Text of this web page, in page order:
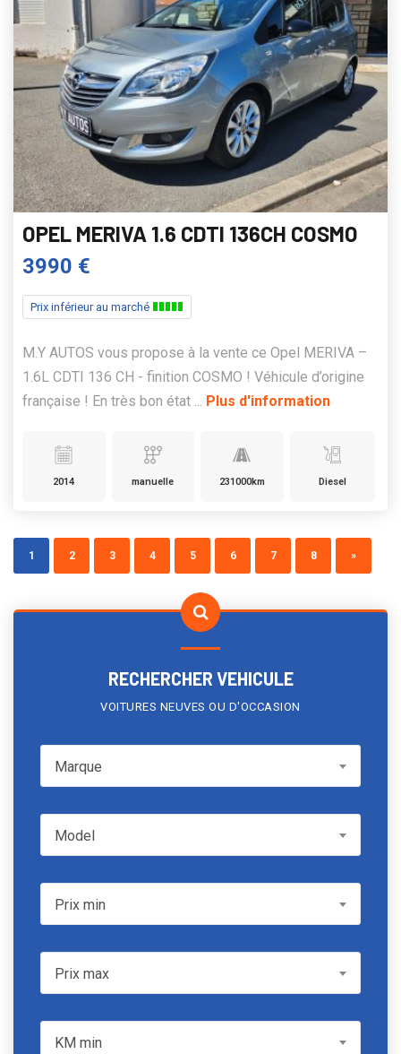
OPEL MERIVA 1.6 CDTI 136CH COSMO
3990 €
Prix inférieur au marché
M.Y AUTOS vous propose à la vente ce Opel MERIVA –
1.6L CDTI 136 CH - finition COSMO ! Véhicule d’origine
française ! En très bon état ... Plus d'information
2014 manuelle 231000km Diesel
1 2 3 4 5 6 7 8 »
RECHERCHER VEHICULE
VOITURES NEUVES OU D'OCCASION
MarqueMarque
ModelModel
Prix minPrix min
Prix maxPrix max
KM min